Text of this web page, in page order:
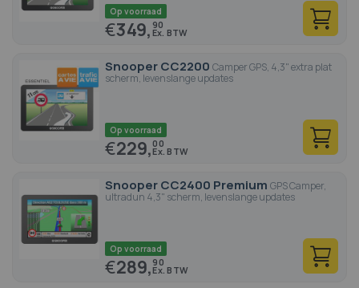
Op voorraad
€349, 90
Snooper CC2200 Camper GPS, 4,3" extra plat
scherm, levenslange updates
Op voorraad
€229,00
Snooper CC2400 Premium GPS Camper,
ultradun 4,3" scherm, levenslange updates
Op voorraad
€289,90